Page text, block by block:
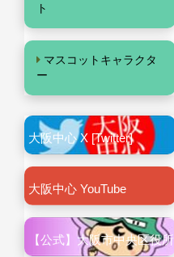
ト
マスコットキャラクタ
ー
大阪中心 X [Twitter]
大阪中心 YouTube
【公式】大阪市中央区役所